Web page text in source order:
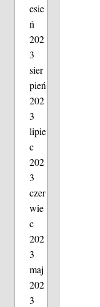
esie
ń
202
3
sier
pień
202
3
lipie
c
202
3
czer
wie
c
202
3
maj
202
3